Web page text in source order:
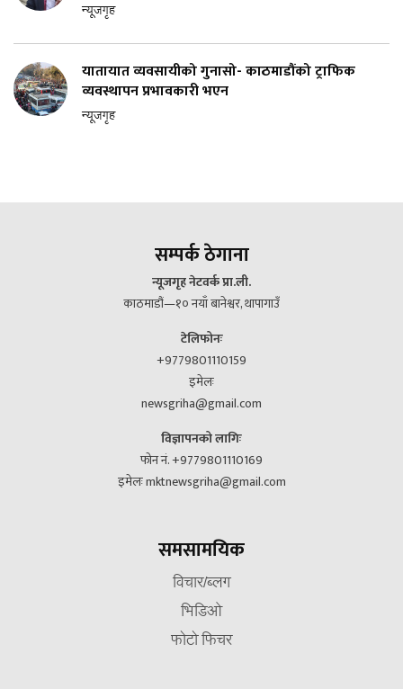
न्यूजगृह
यातायात व्यवसायीको गुनासो- काठमाडौंको ट्राफिक
व्यवस्थापन प्रभावकारी भएन
न्यूजगृह
सम्पर्क ठेगाना
न्यूजगृह नेटवर्क प्रा.ली.
काठमाडौं—१० नयाँ बानेश्वर, थापागाउँ
टेलिफोनः
+9779801110159
इमेलः
newsgriha@gmail.com
विज्ञापनको लागिः
फोन नं. +9779801110169
इमेलः mktnewsgriha@gmail.com
समसामयिक
विचार/ब्लग
भिडिओ
फोटो फिचर